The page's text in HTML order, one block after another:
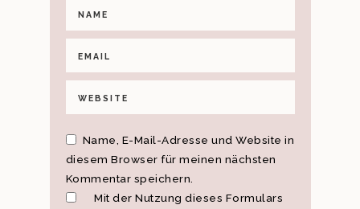
Name, E-Mail-Adresse und Website in
diesem Browser für meinen nächsten
Kommentar speichern.
Mit der Nutzung dieses Formulars